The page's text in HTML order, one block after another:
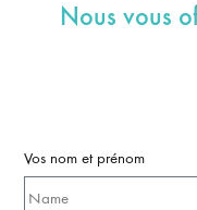
Nous vous
Vos nom et prénom